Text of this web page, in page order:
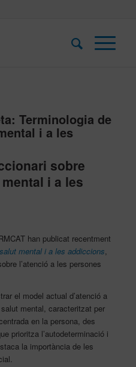
Terminologia de
i a les
sobre
i a les
han publicat recentment
mental i a les addiccions,
l’atenció a les persones
el model actual d’atenció a
mental, caracteritzat per
en la persona, des
prioritza l’autodeterminació i
la importància de les